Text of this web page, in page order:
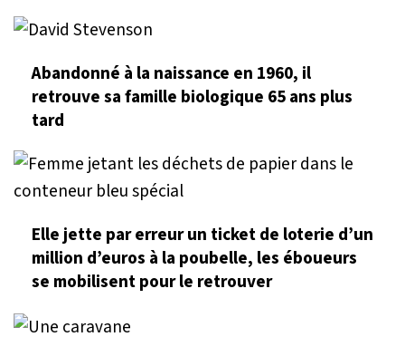
Abandonné à la naissance en 1960, il
retrouve sa famille biologique 65 ans plus
tard
Elle jette par erreur un ticket de loterie d’un
million d’euros à la poubelle, les éboueurs
se mobilisent pour le retrouver